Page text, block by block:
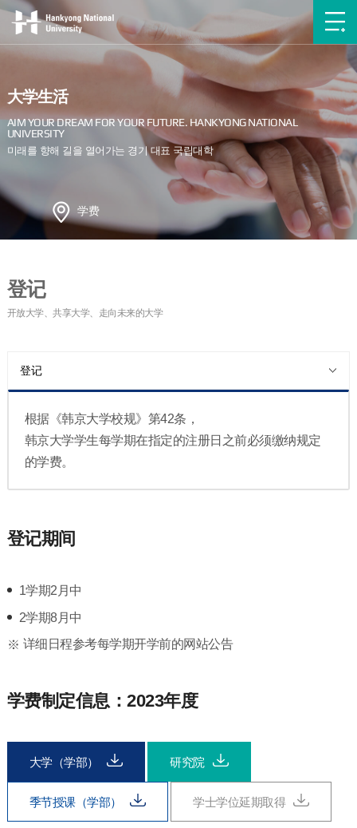
大学生活
学费
登记
登记
根据《韩京大学校规》第42条，
韩京大学学生每学期在指定的注册日之前必须缴纳规定
的学费。
登记期间
1学期2月中
2学期8月中
详细日程参考每学期开学前的网站公告
学费制定信息：2023年度
大学（学部） 研究院
季节授课（学部） 学士学位延期取得